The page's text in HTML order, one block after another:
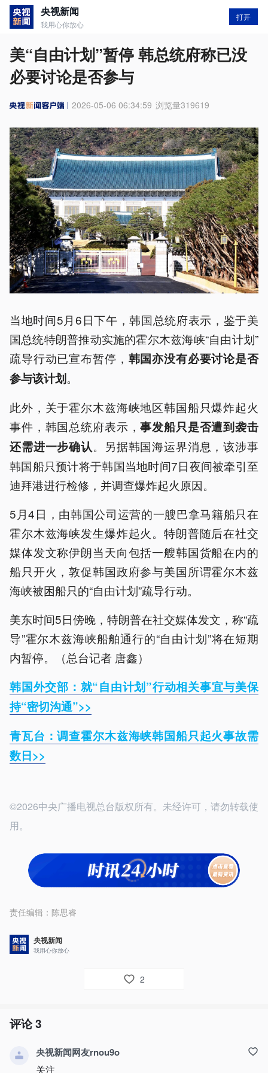
央视新闻
我用心你放心
打开
美“自由计划”暂停 韩总统府称已没
必要讨论是否参与
2026-05-06 06:34:59 浏览量319619
当地时间5月6日下午，韩国总统府表示，鉴于美
国总统特朗普推动实施的霍尔木兹海峡“自由计划”
疏导行动已宣布暂停， 韩国亦没有必要讨论是否
参与该计划。
此外，关于霍尔木兹海峡地区韩国船只爆炸起火
事件，韩国总统府表示，事发船只是否遭到袭击
还需进一步确认。另据韩国海运界消息，该涉事
韩国船只预计将于韩国当地时间7日夜间被牵引至
迪拜港进行检修，并调查爆炸起火原因。
5月4日，由韩国公司运营的一艘巴拿马籍船只在
霍尔木兹海峡发生爆炸起火。特朗普随后在社交
媒体发文称伊朗当天向包括一艘韩国货船在内的
船只开火，敦促韩国政府参与美国所谓霍尔木兹
海峡被困船只的“自由计划”疏导行动。
美东时间5日傍晚，特朗普在社交媒体发文，称“疏
导”霍尔木兹海峡船舶通行的“自由计划”将在短期
内暂停。（总台记者 唐鑫）
韩国外交部：就“自由计划”行动相关事宜与美保
持“密切沟通”>>
青瓦台：调查霍尔木兹海峡韩国船只起火事故需
数日>>
©2026中央广播电视总台版权所有。未经许可，请勿转载使
用。
责任编辑： 陈思睿
央视新闻
我用心你放心
2
评论3
央视新闻网友rnou9o
关注